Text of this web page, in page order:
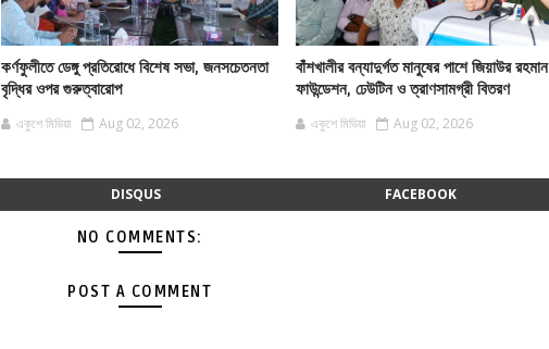
কর্ণফুলীতে ডেঙ্গু প্রতিরোধে বিশেষ সভা, জনসচেতনতা
বৃদ্ধির ওপর গুরুত্বারোপ
একুশে মিডিয়া Aug 02, 2026
বাঁশখালীর বন্যাদুর্গত মানুষের পাশে জিয়াউর রহমান
ফাউন্ডেশন, ঢেউটিন ও ত্রাণসামগ্রী বিতরণ
একুশে মিডিয়া Aug 02, 2026
DISQUS FACEBOOK
NO COMMENTS:
POST A COMMENT